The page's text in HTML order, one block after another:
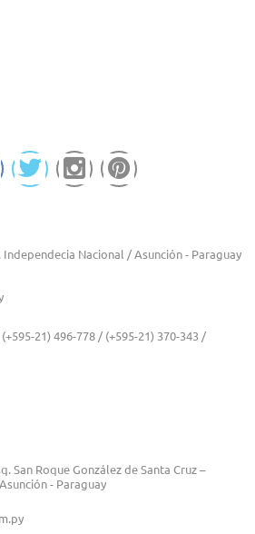
Independecia Nacional / Asunción - Paraguay
21) 496-778 / (+595-21) 370-343 /
San Roque González de Santa Cruz –
- Paraguay